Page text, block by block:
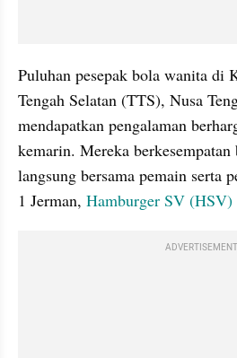
Puluhan pesepak bola wanita di
Tengah Selatan (TTS), Nusa
mendapatkan pengalaman
kemarin. Mereka
langsung bersama pemain serta
1 Jerman, Hamburger SV (HSV)
ADVERTISEMENT